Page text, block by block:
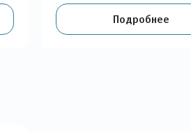
Подробнее